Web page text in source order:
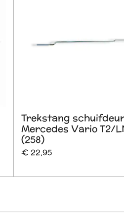
Trekstang
Mercedes Vario T2/
(258)
€ 22,95